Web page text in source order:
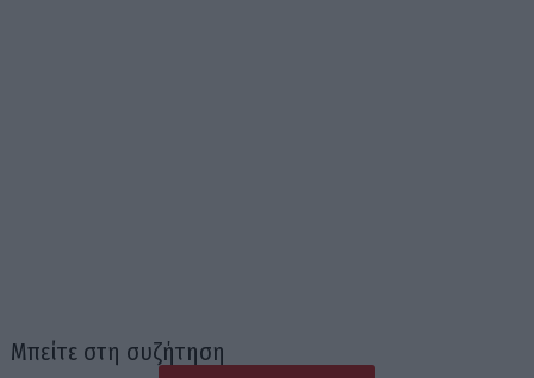
Μπείτε στη συζήτηση